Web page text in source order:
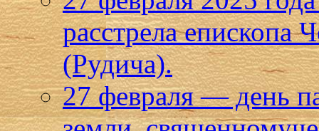
расстрела епископа
(Рудича).
27 февраля — день